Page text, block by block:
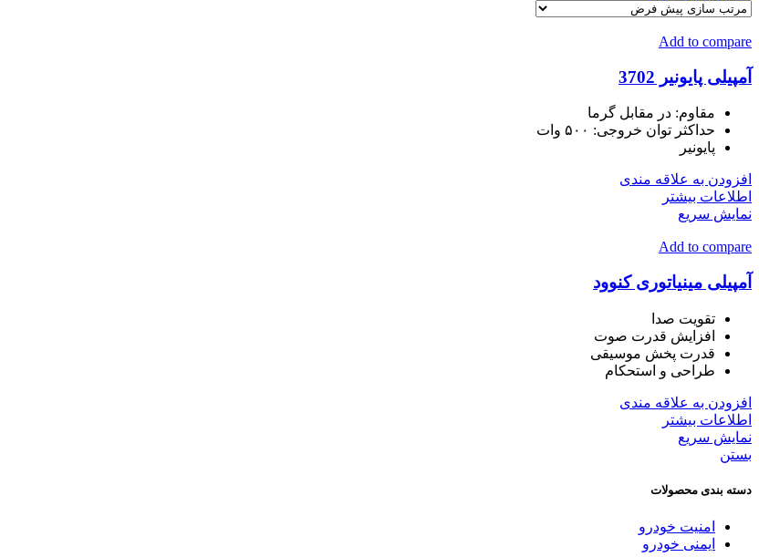
Add to compare
آمپیلی پایونیر 3702
مقاوم: در مقابل گرما
حداکثر توان خروجی: ۵۰۰ وات
پایونیر
افزودن به علاقه مندی
اطلاعات بیشتر
نمایش سریع
Add to compare
آمپیلی مینیاتوری کنوود
تقویت صدا
افزایش قدرت صوت
قدرت پخش موسیقی
طراحی و استحکام
افزودن به علاقه مندی
اطلاعات بیشتر
نمایش سریع
بستن
دسته بندی محصولات
امنیت خودرو
ایمنی خودرو